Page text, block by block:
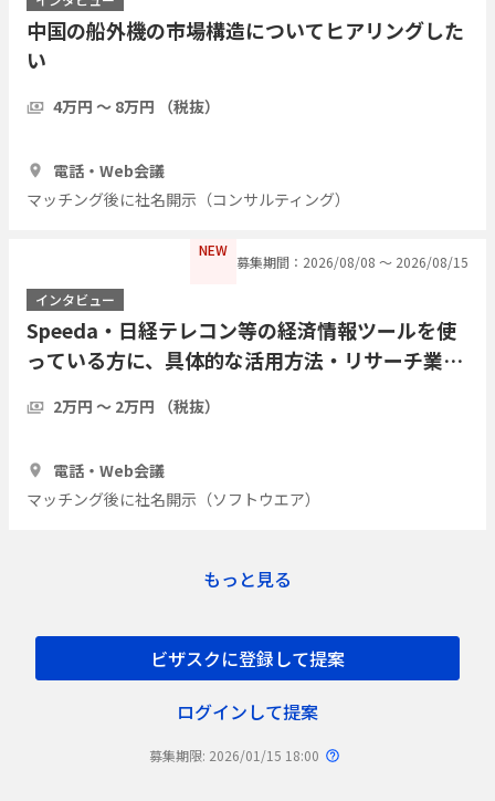
中国の船外機の市場構造についてヒアリングした
い
4万円 〜 8万円 （税抜）
電話・Web会議
マッチング後に社名開示（コンサルティング）
NEW
募集期間：2026/08/08 〜 2026/08/15
インタビュー
Speeda・日経テレコン等の経済情報ツールを使
っている方に、具体的な活用方法・リサーチ業務
2万円 〜 2万円 （税抜）
電話・Web会議
マッチング後に社名開示（ソフトウエア）
もっと見る
ビザスクに登録して提案
ログインして提案
募集期限: 2026/01/15 18:00